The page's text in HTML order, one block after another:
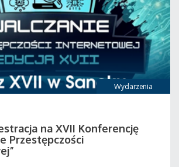
Wydarzenia
na XVII Konferencję
Przestępczości